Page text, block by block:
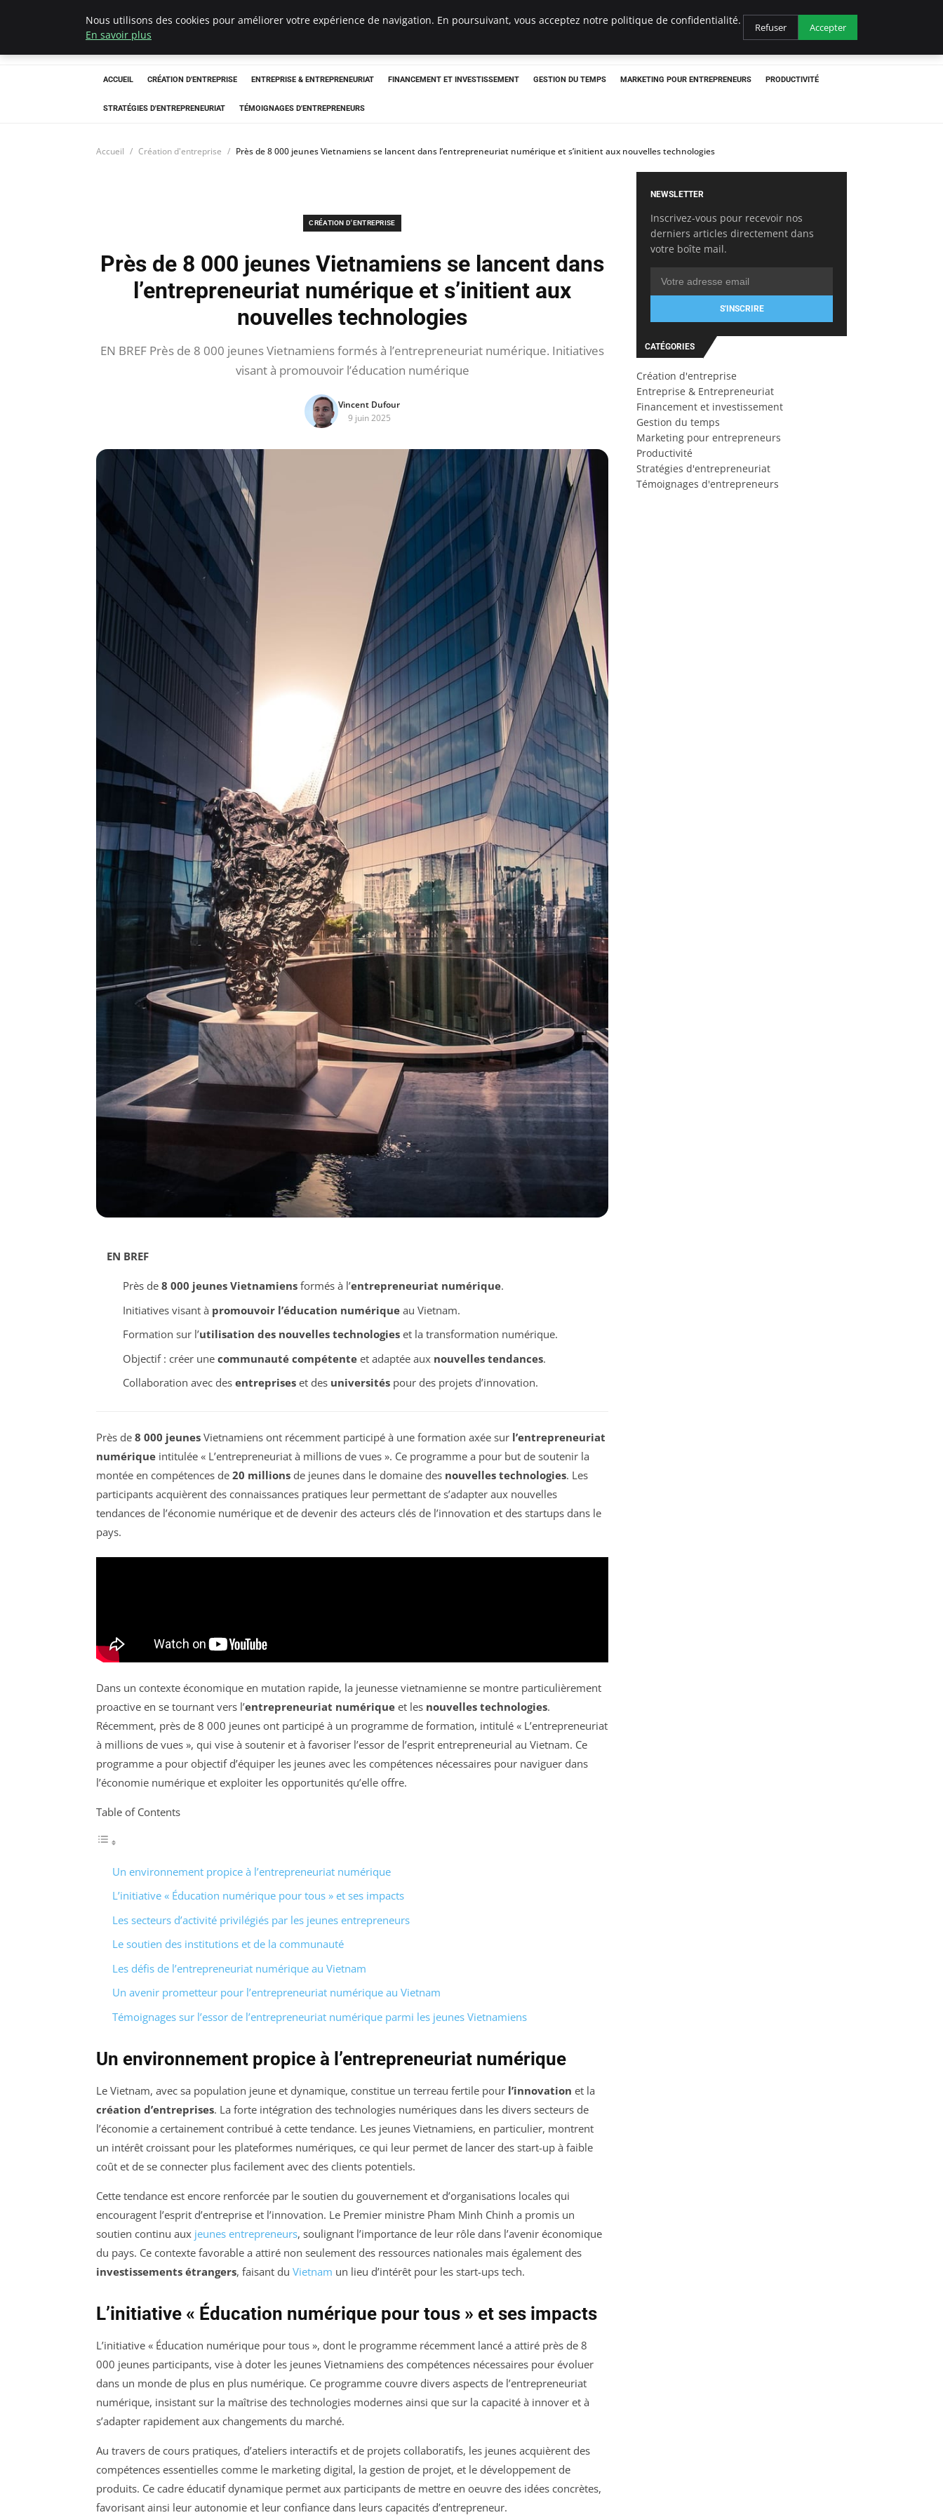
LECFCM
ACCUEIL CRÉATION D'ENTREPRISE ENTREPRISE & ENTREPRENEURIAT FINANCEMENT ET INVESTISSEMENT GESTION DU TEMPS MARKETING POUR ENTREPRENEURS PRODUCTIVITÉ
STRATÉGIES D'ENTREPRENEURIAT TÉMOIGNAGES D'ENTREPRENEURS
Accueil Création d'entreprise Près de 8 000 jeunes Vietnamiens se lancent dans l’entrepreneuriat numérique et s’initient aux nouvelles technologies
CRÉATION D'ENTREPRISE
Près de 8 000 jeunes Vietnamiens se lancent dans
l’entrepreneuriat numérique et s’initient aux
nouvelles technologies
EN BREF Près de 8 000 jeunes Vietnamiens formés à l’entrepreneuriat numérique. Initiatives
visant à promouvoir l’éducation numérique
Vincent Dufour
9 juin 2025
EN BREF
Près de 8 000 jeunes Vietnamiensformés à l’entrepreneuriat numérique.
Initiatives visant à promouvoir l’éducation numériqueau Vietnam.
Formation sur l’utilisation des nouvelles technologieset la transformation numérique.
Objectif : créer une communauté compétenteet adaptée aux nouvelles tendances.
Collaboration avec des entrepriseset des universitéspour des projets d’innovation.
Près de 8 000 jeunes Vietnamiens ont récemment participé à une formation axée sur l’entrepreneuriat
numérique intitulée « L’entrepreneuriat à millions de vues ». Ce programme a pour but de soutenir la
montée en compétences de 20 millions de jeunes dans le domaine des nouvelles technologies. Les
participants acquièrent des connaissances pratiques leur permettant de s’adapter aux nouvelles
tendances de l’économie numérique et de devenir des acteurs clés de l’innovation et des startups dans le
pays.
Dans un contexte économique en mutation rapide, la jeunesse vietnamienne se montre particulièrement
proactive en se tournant vers l’entrepreneuriat numérique et les nouvelles technologies.
Récemment, près de 8 000 jeunes ont participé à un programme de formation, intitulé « L’entrepreneuriat
à millions de vues », qui vise à soutenir et à favoriser l’essor de l’esprit entrepreneurial au Vietnam. Ce
programme a pour objectif d’équiper les jeunes avec les compétences nécessaires pour naviguer dans
l’économie numérique et exploiter les opportunités qu’elle offre.
Table of Contents
Un environnement propice à l’entrepreneuriat numérique
L’initiative « Éducation numérique pour tous » et ses impacts
Les secteurs d’activité privilégiés par les jeunes entrepreneurs
Le soutien des institutions et de la communauté
Les défis de l’entrepreneuriat numérique au Vietnam
Un avenir prometteur pour l’entrepreneuriat numérique au Vietnam
Témoignages sur l’essor de l’entrepreneuriat numérique parmi les jeunes Vietnamiens
Un environnement propice à l’entrepreneuriat numérique
Le Vietnam, avec sa population jeune et dynamique, constitue un terreau fertile pour l’innovation et la
création d’entreprises. La forte intégration des technologies numériques dans les divers secteurs de
l’économie a certainement contribué à cette tendance. Les jeunes Vietnamiens, en particulier, montrent
un intérêt croissant pour les plateformes numériques, ce qui leur permet de lancer des start-up à faible
coût et de se connecter plus facilement avec des clients potentiels.
Cette tendance est encore renforcée par le soutien du gouvernement et d’organisations locales qui
encouragent l’esprit d’entreprise et l’innovation. Le Premier ministre Pham Minh Chinh a promis un
soutien continu aux jeunes entrepreneurs, soulignant l’importance de leur rôle dans l’avenir économique
du pays. Ce contexte favorable a attiré non seulement des ressources nationales mais également des
investissements étrangers, faisant du Vietnam un lieu d’intérêt pour les start-ups tech.
L’initiative « Éducation numérique pour tous » et ses impacts
L’initiative « Éducation numérique pour tous », dont le programme récemment lancé a attiré près de 8
000 jeunes participants, vise à doter les jeunes Vietnamiens des compétences nécessaires pour évoluer
dans un monde de plus en plus numérique. Ce programme couvre divers aspects de l’entrepreneuriat
numérique, insistant sur la maîtrise des technologies modernes ainsi que sur la capacité à innover et à
s’adapter rapidement aux changements du marché.
Au travers de cours pratiques, d’ateliers interactifs et de projets collaboratifs, les jeunes acquièrent des
compétences essentielles comme le marketing digital, la gestion de projet, et le développement de
produits. Ce cadre éducatif dynamique permet aux participants de mettre en oeuvre des idées concrètes,
favorisant ainsi leur autonomie et leur confiance dans leurs capacités d’entrepreneur.
NEWSLETTER
Inscrivez-vous pour recevoir nos
derniers articles directement dans
votre boîte mail.
S'INSCRIRE
CATÉGORIES
Création d'entreprise
Entreprise & Entrepreneuriat
Financement et investissement
Gestion du temps
Marketing pour entrepreneurs
Productivité
Stratégies d'entrepreneuriat
Témoignages d'entrepreneurs
Nous utilisons des cookies pour améliorer votre expérience de navigation. En poursuivant, vous acceptez notre politique de confidentialité.
En savoir plus
Refuser Accepter